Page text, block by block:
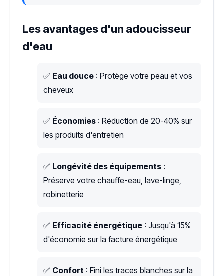
Les avantages d'un adoucisseur
d'eau
✅ Eau douce : Protège votre peau et vos
cheveux
✅ Économies : Réduction de 20-40% sur
les produits d'entretien
✅ Longévité des équipements :
Préserve votre chauffe-eau, lave-linge,
robinetterie
✅ Efficacité énergétique : Jusqu'à 15%
d'économie sur la facture énergétique
✅ Confort : Fini les traces blanches sur la